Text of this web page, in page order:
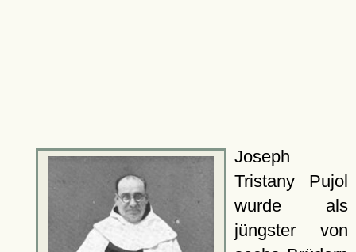
Joseph
Tristany Pujol
wurde als
jüngster von